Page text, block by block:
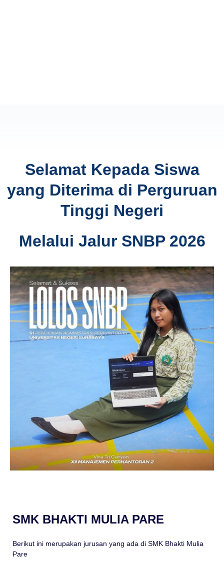
Selamat Kepada Siswa
yang Diterima di Perguruan
Tinggi Negeri
Melalui Jalur SNBP 2026
SMK BHAKTI MULIA PARE
Berikut ini merupakan jurusan yang ada di SMK Bhakti Mulia
Pare